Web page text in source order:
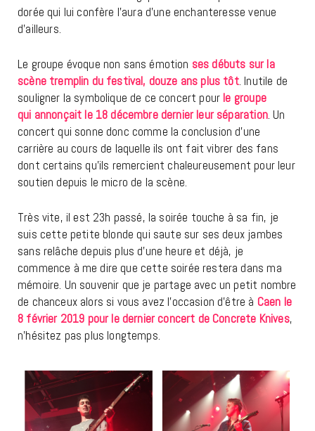
dorée qui lui confère l’aura d’une enchanteresse venue
d’ailleurs.
Le groupe évoque non sans émotion ses débuts sur la
scène tremplin du festival, douze ans plus tôt. Inutile de
souligner la symbolique de ce concert pour le groupe
qui annonçait le 18 décembre dernier leur séparation. Un
concert qui sonne donc comme la conclusion d’une
carrière au cours de laquelle ils ont fait vibrer des fans
dont certains qu’ils remercient chaleureusement pour leur
soutien depuis le micro de la scène.
Très vite, il est 23h passé, la soirée touche à sa fin, je
suis cette petite blonde qui saute sur ses deux jambes
sans relâche depuis plus d’une heure et déjà, je
commence à me dire que cette soirée restera dans ma
mémoire. Un souvenir que je partage avec un petit nombre
de chanceux alors si vous avez l’occasion d’être à Caen le
8 février 2019 pour le dernier concert de Concrete Knives,
n’hésitez pas plus longtemps.